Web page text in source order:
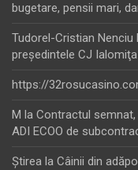
bugetare, pensii mari,
Tudorel-Cristian Nenciu
preşedintele CJ
https://
M la Contractul
ADI ECOO de
Ştirea la Câinii din